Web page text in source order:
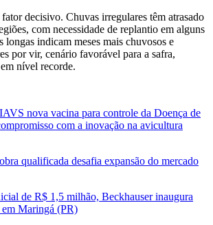
decisivo. Chuvas irregulares têm atrasado
com necessidade de replantio em alguns
longas indicam meses mais chuvosos e
por vir, cenário favorável para a safra,
nível recorde.
nova vacina para controle da Doença de
com a inovação na avicultura
qualificada desafia expansão do mercado
de R$ 1,5 milhão, Beckhauser inaugura
Maringá (PR)